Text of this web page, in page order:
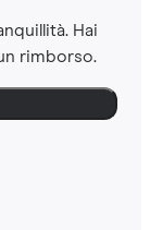
Hai
rimborso.